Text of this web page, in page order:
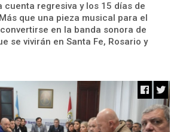
cuenta regresiva y los 15 días de
que una pieza musical para el
en la banda sonora de
se vivirán en Santa Fe, Rosario y